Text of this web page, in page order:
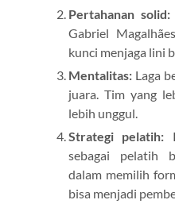
Pertahanan solid:
Gabriel
kunci menjaga lini
Mentalitas:Laga
juara. Tim yang
lebih unggul.
Strategi pelatih:
sebagai pelatih
dalam memilih
bisa menjadi